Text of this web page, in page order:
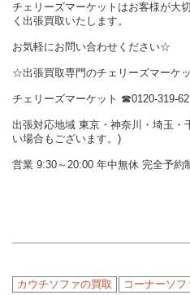
チェリーズマーケットはお客様が大
く出張買取いたします。
お気軽にお問い合わせください☆
☆出張買取専門のチェリーズマーケ
チェリーズマーケット ☎︎0120-319-
出張対応地域 東京・神奈川・埼玉・
い場合もございます。)
営業 9:30～20:00 年中無休 完全予約
カウチソファの買取 コーナーソフ